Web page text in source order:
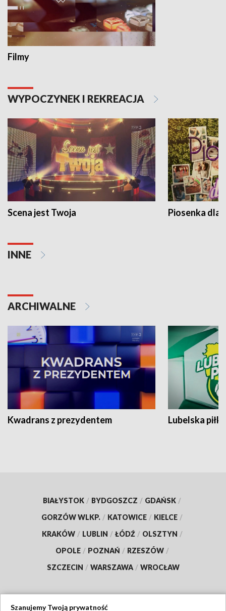
Filmy
WYPOCZYNEK I REKREACJA
Scena jest Twoja Piosenka dla
INNE
ARCHIWALNE
Kwadrans z prezydentem Lubelska piłka
BIAŁYSTOK / BYDGOSZCZ / GDAŃSK /
GORZÓW WLKP. / KATOWICE / KIELCE /
KRAKÓW / LUBLIN / ŁÓDŹ / OLSZTYN /
OPOLE / POZNAŃ / RZESZÓW /
SZCZECIN / WARSZAWA / WROCŁAW
Szanujemy Twoją prywatność